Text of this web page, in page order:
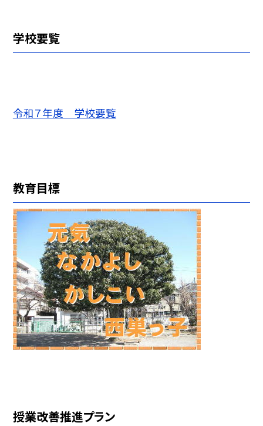
学校要覧
令和７年度 学校要覧
教育目標
授業改善推進プラン